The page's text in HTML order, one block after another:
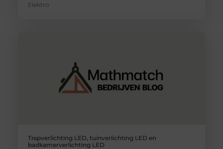
Elektro
Trapverlichting LED, tuinverlichting LED en
badkamerverlichting LED